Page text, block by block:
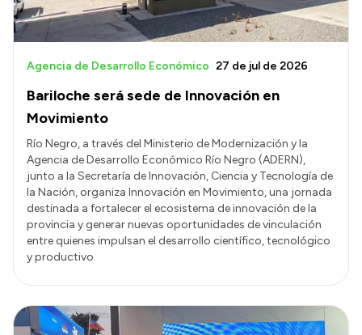
Bariloche será sede de Innovación en
Movimiento
Agencia de Desarrollo Económico 27 de jul de 2026
Río Negro, a través del Ministerio de Modernización y la
Agencia de Desarrollo Económico Río Negro (ADERN),
junto a la Secretaría de Innovación, Ciencia y Tecnología de
la Nación, organiza Innovación en Movimiento, una jornada
destinada a fortalecer el ecosistema de innovación de la
provincia y generar nuevas oportunidades de vinculación
entre quienes impulsan el desarrollo científico, tecnológico
y productivo.